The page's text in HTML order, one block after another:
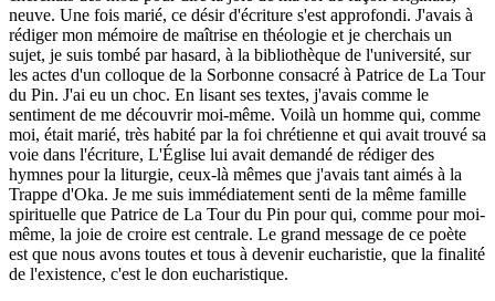
neuve. Une fois marié, ce désir d'écriture s'est approfondi. J'avais à
rédiger mon mémoire de maîtrise en théologie et je cherchais un
sujet, je suis tombé par hasard, à la bibliothèque de l'université, sur
les actes d'un colloque de la Sorbonne consacré à Patrice de La Tour
du Pin. J'ai eu un choc. En lisant ses textes, j'avais comme le
sentiment de me découvrir moi-même. Voilà un homme qui, comme
moi, était marié, très habité par la foi chrétienne et qui avait trouvé sa
voie dans l'écriture, L'Église lui avait demandé de rédiger des
hymnes pour la liturgie, ceux-là mêmes que j'avais tant aimés à la
Trappe d'Oka. Je me suis immédiatement senti de la même famille
spirituelle que Patrice de La Tour du Pin pour qui, comme pour moi-
même, la joie de croire est centrale. Le grand message de ce poète
est que nous avons toutes et tous à devenir eucharistie, que la finalité
de l'existence, c'est le don eucharistique.